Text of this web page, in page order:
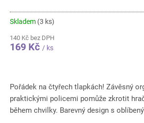
Skladem (3 ks)
140 Kč bez DPH
169 Kč / ks
Pořádek na čtyřech tlapkách! Závěsný
praktickými policemi pomůže zkrotit
během chvilky. Barevný design s